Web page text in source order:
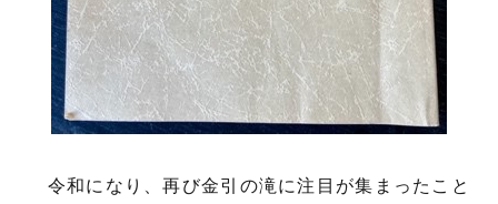
令和になり、再び金引の滝に注目が集まったこと